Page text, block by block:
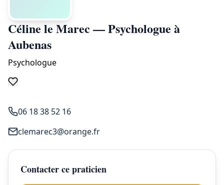
Céline le Marec — Psychologue à
Aubenas
Psychologue
06 18 38 52 16
clemarec3@orange.fr
Contacter ce praticien